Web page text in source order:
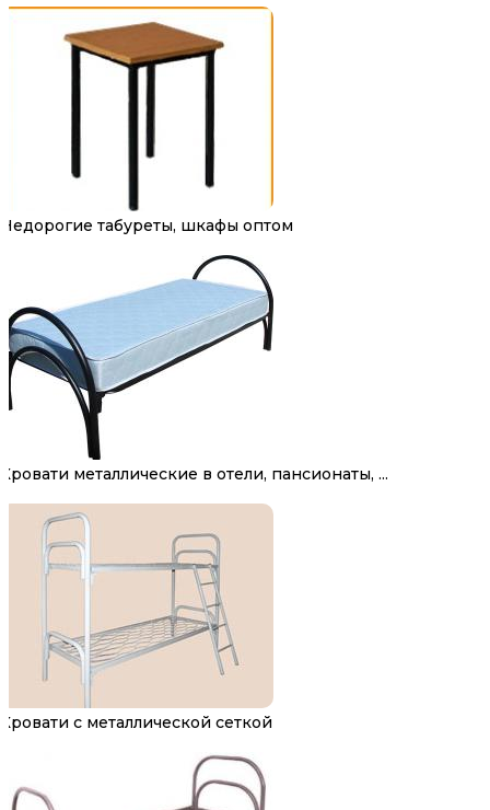
Недорогие табуреты, шкафы оптом
Кровати металлические в отели, пансионаты, ...
Кровати с металлической сеткой